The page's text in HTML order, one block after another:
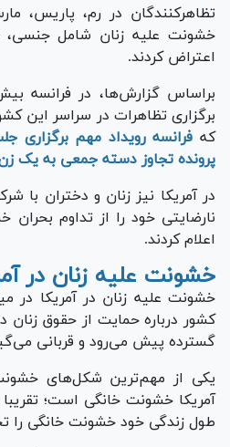
تظاهرکنندگان در رم، پاریس،
خشونت علیه زنان شامل جنسی،
اعتراض کردند.
برگزاری تظاهرات در سراسر این
که فرانسه رویداد مهم برگزاری
پرونده تجاوز دسته جمعی به یک
در آمریکا نیز زنان و دختران با
نارضایتی خود را از تداوم
اعلام کردند.
خشونت علیه زنان در
خشونت علیه زنان در آمریکا در
کشور درباره حمایت از حقوق
گسترده پیش می‌رود و قربانی
یکی از مهم‌ترین شکل‌های
آمریکا خشونت خانگی است؛ تقریبا
طول زندگی خود خشونت خانگی را